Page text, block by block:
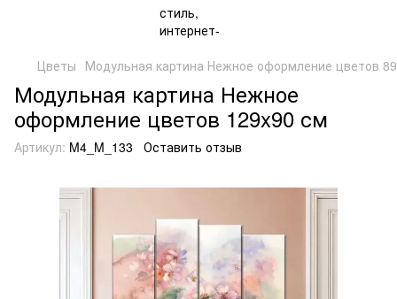
Цветы Модульная картина Нежное оформление цветов
Модульная картина Нежное
оформление цветов 129x90 см
Артикул: M4_M_133 Оставить отзыв